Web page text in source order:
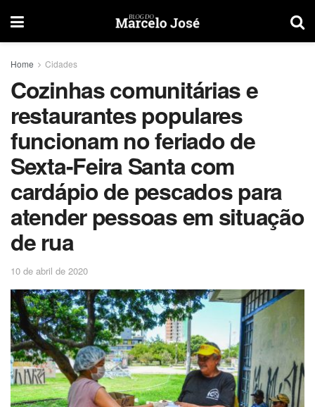
Home Cidades
Cozinhas comunitárias e
restaurantes populares
funcionam no feriado de
Sexta-Feira Santa com
cardápio de pescados para
atender pessoas em situação
de rua
10 de abril de 2020